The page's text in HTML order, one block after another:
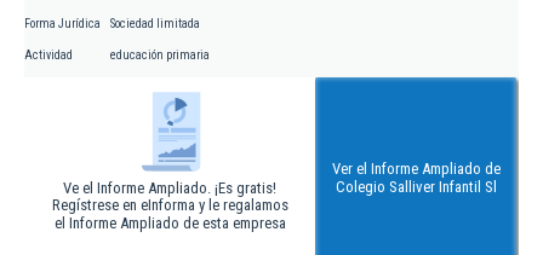
Forma Jurídica Sociedad limitada
Actividad educación primaria
Ve el Informe Ampliado. ¡Es gratis!
Regístrese en eInforma y le regalamos
el Informe Ampliado de esta empresa
Ver el Informe Ampliado de
Colegio Salliver Infantil Sl